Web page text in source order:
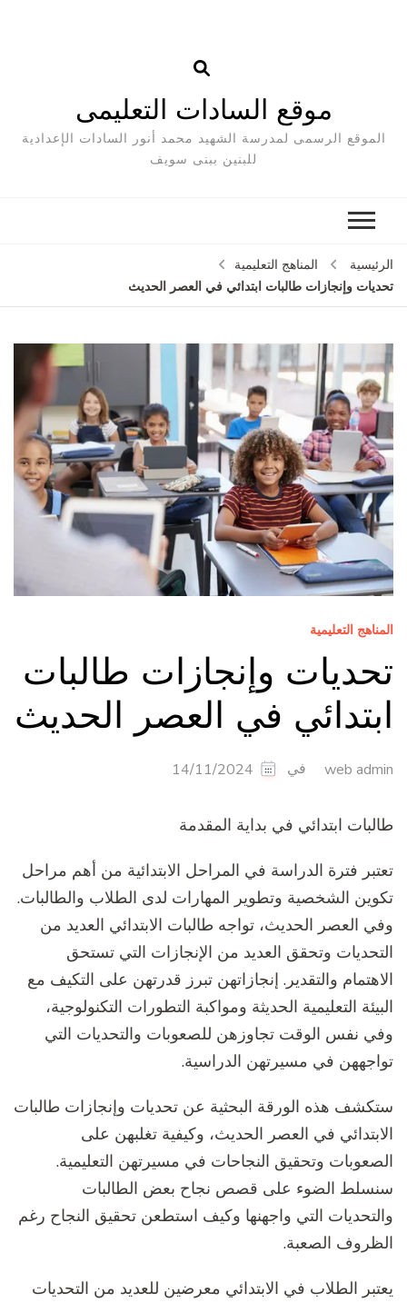
موقع السادات التعليمى
الموقع الرسمى لمدرسة الشهيد محمد أنور السادات الإعدادية
للبنين ببنى سويف
الرئيسية
المناهج التعليمية
تحديات وإنجازات طالبات ابتدائي في العصر الحديث
المناهج التعليمية
تحديات وإنجازات طالبات
ابتدائي في العصر الحديث
web admin في 14/11/2024
طالبات ابتدائي في بداية المقدمة
تعتبر فترة الدراسة في المراحل الابتدائية من أهم مراحل
تكوين الشخصية وتطوير المهارات لدى الطلاب والطالبات.
وفي العصر الحديث، تواجه طالبات الابتدائي العديد من
التحديات وتحقق العديد من الإنجازات التي تستحق
الاهتمام والتقدير. إنجازاتهن تبرز قدرتهن على التكيف مع
البيئة التعليمية الحديثة ومواكبة التطورات التكنولوجية،
وفي نفس الوقت تجاوزهن للصعوبات والتحديات التي
تواجههن في مسيرتهن الدراسية.
ستكشف هذه الورقة البحثية عن تحديات وإنجازات طالبات
الابتدائي في العصر الحديث، وكيفية تغلبهن على
الصعوبات وتحقيق النجاحات في مسيرتهن التعليمية.
سنسلط الضوء على قصص نجاح بعض الطالبات
والتحديات التي واجهنها وكيف استطعن تحقيق النجاح رغم
الظروف الصعبة.
يعتبر الطلاب في الابتدائي معرضين للعديد من التحديات